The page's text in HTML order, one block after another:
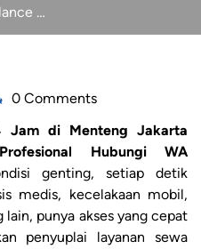
…
0 Comments
Jam di Menteng Jakarta
Hubungi WA
genting, setiap detik
medis, kecelakaan mobil,
lain, punya akses yang cepat
penyuplai layanan sewa